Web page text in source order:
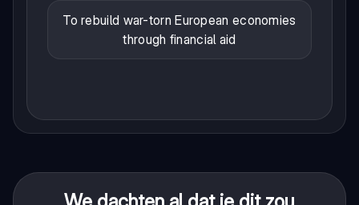
To rebuild war-torn European economies
through financial aid